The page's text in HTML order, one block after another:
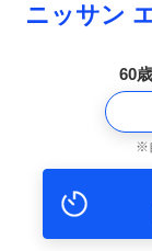
ニッサン
60